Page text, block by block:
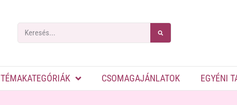
TÉMAKATEGÓRIÁK CSOMAGAJÁNLATOK EGYÉNI